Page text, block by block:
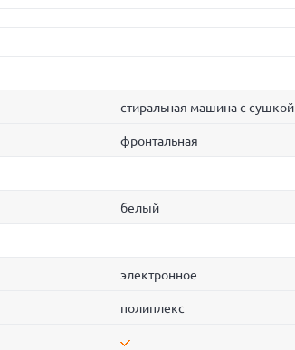
стиральная машина с сушкой
фронтальная
белый
электронное
полиплекс